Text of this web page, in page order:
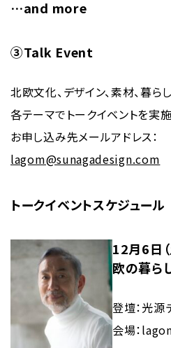
…and more
③Talk Event
北欧文化、デザイン、素材、暮ら
各テーマでトークイベントを実施
お申し込み先メールアドレス：
lagom@sunagadesign.com
トークイベントスケジュール
12月6日
欧の暮ら
登壇：光
会場：